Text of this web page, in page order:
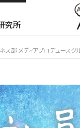
究所
部 メディアプロデュースグ